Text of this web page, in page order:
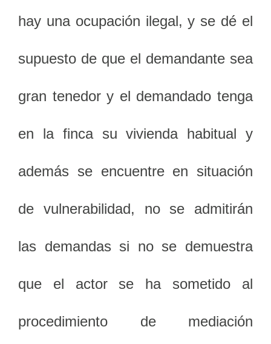
hay una ocupación ilegal, y se dé el
supuesto de que el demandante sea
gran tenedor y el demandado tenga
en la finca su vivienda habitual y
además se encuentre en situación
de vulnerabilidad, no se admitirán
las demandas si no se demuestra
que el actor se ha sometido al
procedimiento de mediación